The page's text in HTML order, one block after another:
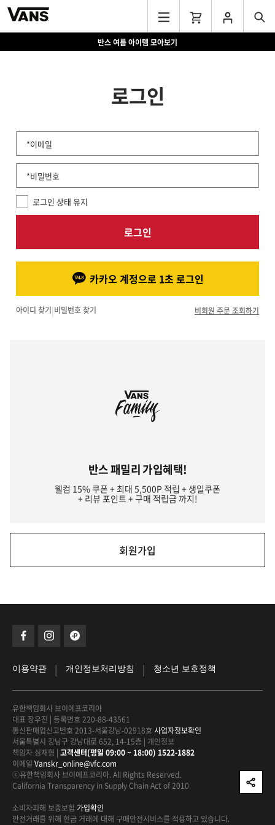
반스 여름 아이템 모아보기
로그인
*이메일
*비밀번호
로그인 상태 유지
로그인
카카오 계정으로 1초 로그인
아이디 찾기|비밀번호 찾기 비회원 주문 조회하기
반스 패밀리 가입혜택!
웰컴 15% 쿠폰 + 최대 5,500P 적립 + 생일쿠폰
+ 리뷰 포인트 + 구매 적립금 까지!
회원가입
이용약관 | 개인정보처리방침 | 청소년 보호정책
유한책임회사 브이에프코리아
대표 장우진 | 등록번호 220-88-43561
통신판매업신고번호 2013-서울강남-02918호 사업자정보확인
서울특별시 강남구 강남대로 652, 14-15층 | 개인정보
책임자 심재형 | 고객센터(평일 09:00 ~ 18:00) 1522-1882
이메일 Vanskr_online@vfc.com
ⓒ유한책임회사 브이에프코리아. All Rights Reserved.
California Transparency in Supply Chain Act of 2010
소비자피해 보증보험 가입확인
안전거래를 위해 현금 거래에 대해 구매안전서비스를 적용하고 있습니다.